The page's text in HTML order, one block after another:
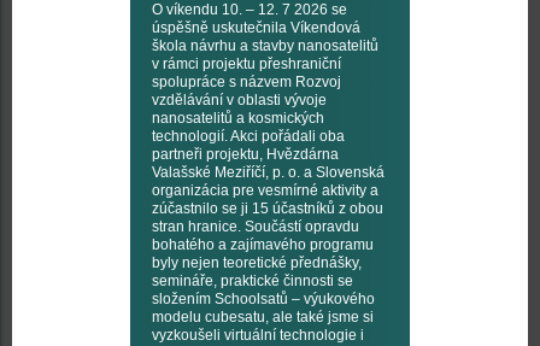
O víkendu 10. – 12. 7 2026 se
úspěšně uskutečnila Víkendová
škola návrhu a stavby nanosatelitů
v rámci projektu přeshraniční
spolupráce s názvem Rozvoj
vzdělávání v oblasti vývoje
nanosatelitů a kosmických
technologií. Akci pořádali oba
partneři projektu, Hvězdárna
Valašské Meziříčí, p. o. a Slovenská
organizácia pre vesmírné aktivity a
zúčastnilo se ji 15 účastníků z obou
stran hranice. Součástí opravdu
bohatého a zajímavého programu
byly nejen teoretické přednášky,
semináře, praktické činnosti se
složením Schoolsatů – výukového
modelu cubesatu, ale také jsme si
vyzkoušeli virtuální technologie i